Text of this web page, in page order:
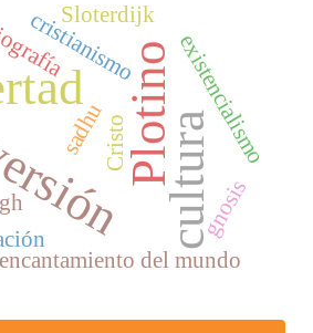
Plotinocultura
existencialismo
cristianismo
sadhu
del mundo
Sloterdijk
Cristo
gnosis